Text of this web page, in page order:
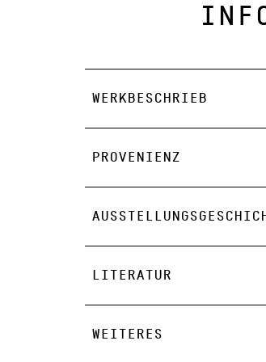
WERKBESCHRIEB
PROVENIENZ
LITERATUR
WEITERES